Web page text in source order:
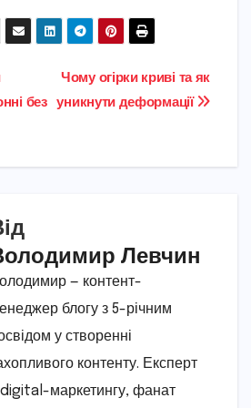
Чому огірки криві та як
уникнути деформації
без
Левчин
— контент-
блогу з 5-річним
у створенні
контенту. Експерт
маркетингу, фанат